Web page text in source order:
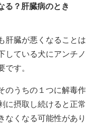
る？肝臓病のとき
肝臓が悪くなることは
している犬にアンチノ
です。
のうちの１つに解毒作
に摂取し続けると正常
なくなる可能性があり